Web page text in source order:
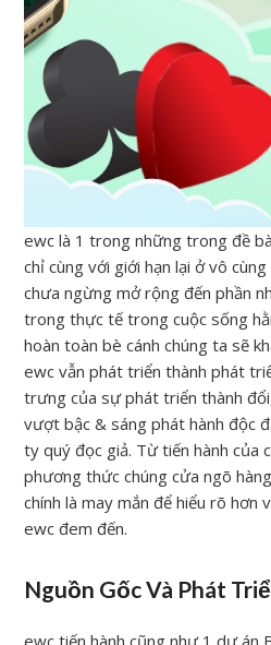
ewc là 1 trong những trong đề
chỉ cùng với giới hạn lại ở vô
chưa ngừng mở rộng đến phần
trong thực tế trong cuộc sống
hoàn toàn bè cánh chúng ta sẽ
ewc vẫn phát triển thành phát
trưng của sự phát triển thành
vượt bậc & sáng phát hành độc
ty quý đọc giả. Từ tiến hành của
phương thức chúng cửa ngõ
chính là may mắn để hiểu rõ
ewc đem đến.
Nguồn Gốc Và Phát